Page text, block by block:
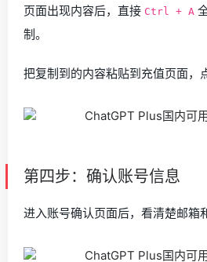
页面出现内容后，直接 Ctrl + A
制。
把复制到的内容粘贴到充值页面，
第四步：确认账号信息
进入账号确认页面后，看清楚邮箱